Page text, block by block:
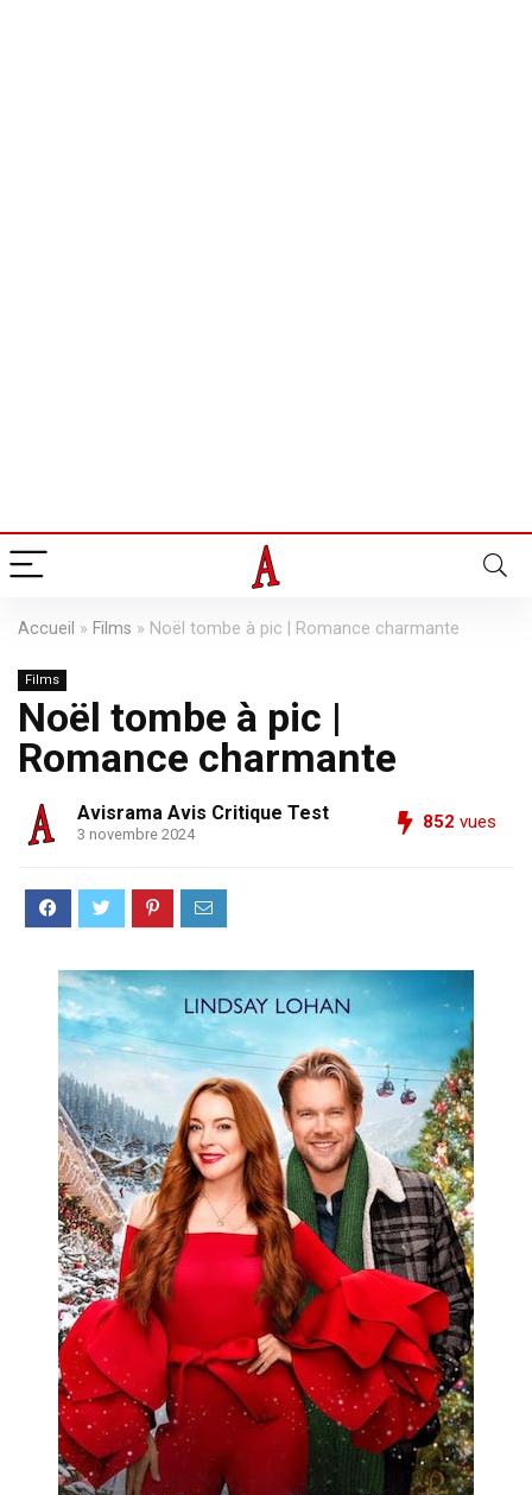
Accueil » Films » Noël tombe à pic | Romance charmante
Films
Noël tombe à pic |
Romance charmante
Avisrama Avis Critique Test
3 novembre 2024
852 vues